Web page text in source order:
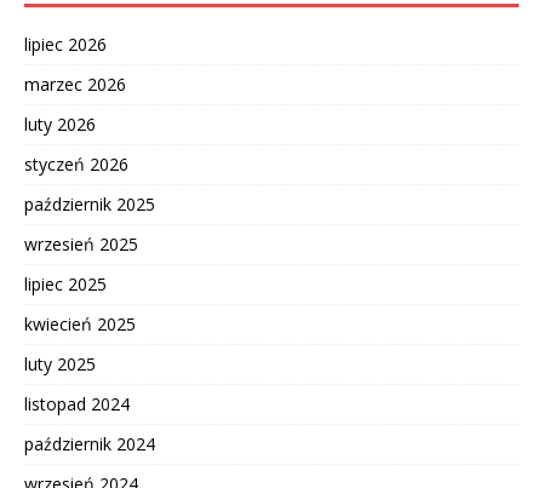
lipiec 2026
marzec 2026
luty 2026
styczeń 2026
październik 2025
wrzesień 2025
lipiec 2025
kwiecień 2025
luty 2025
listopad 2024
październik 2024
wrzesień 2024